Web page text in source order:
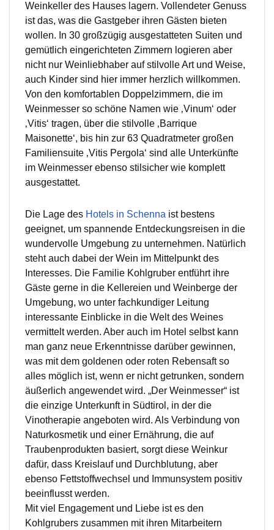
Weinkeller des Hauses lagern. Vollendeter Genuss
ist das, was die Gastgeber ihren Gästen bieten
wollen. In 30 großzügig ausgestatteten Suiten und
gemütlich eingerichteten Zimmern logieren aber
nicht nur Weinliebhaber auf stilvolle Art und Weise,
auch Kinder sind hier immer herzlich willkommen.
Von den komfortablen Doppelzimmern, die im
Weinmesser so schöne Namen wie ‚Vinum‘ oder
‚Vitis‘ tragen, über die stilvolle ‚Barrique
Maisonette‘, bis hin zur 63 Quadratmeter großen
Familiensuite ‚Vitis Pergola‘ sind alle Unterkünfte
im Weinmesser ebenso stilsicher wie komplett
ausgestattet.
Die Lage des Hotels in Schenna ist bestens
geeignet, um spannende Entdeckungsreisen in die
wundervolle Umgebung zu unternehmen. Natürlich
steht auch dabei der Wein im Mittelpunkt des
Interesses. Die Familie Kohlgruber entführt ihre
Gäste gerne in die Kellereien und Weinberge der
Umgebung, wo unter fachkundiger Leitung
interessante Einblicke in die Welt des Weines
vermittelt werden. Aber auch im Hotel selbst kann
man ganz neue Erkenntnisse darüber gewinnen,
was mit dem goldenen oder roten Rebensaft so
alles möglich ist, wenn er nicht getrunken, sondern
äußerlich angewendet wird. „Der Weinmesser“ ist
die einzige Unterkunft in Südtirol, in der die
Vinotherapie angeboten wird. Als Verbindung von
Naturkosmetik und einer Ernährung, die auf
Traubenprodukten basiert, sorgt diese Weinkur
dafür, dass Kreislauf und Durchblutung, aber
ebenso Fettstoffwechsel und Immunsystem positiv
beeinflusst werden.
Mit viel Engagement und Liebe ist es den
Kohlgrubers zusammen mit ihren Mitarbeitern